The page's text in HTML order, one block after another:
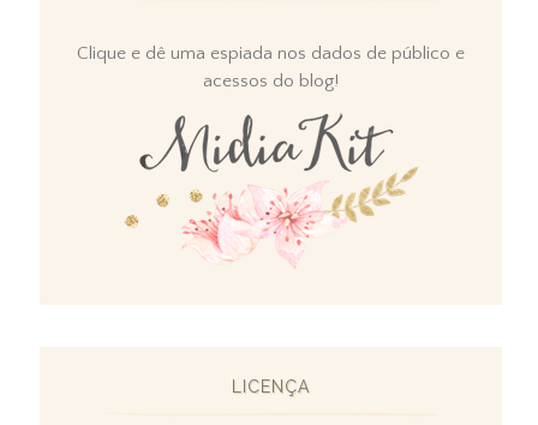
Clique e dê uma espiada nos dados de público e
acessos do blog!
LICENÇA